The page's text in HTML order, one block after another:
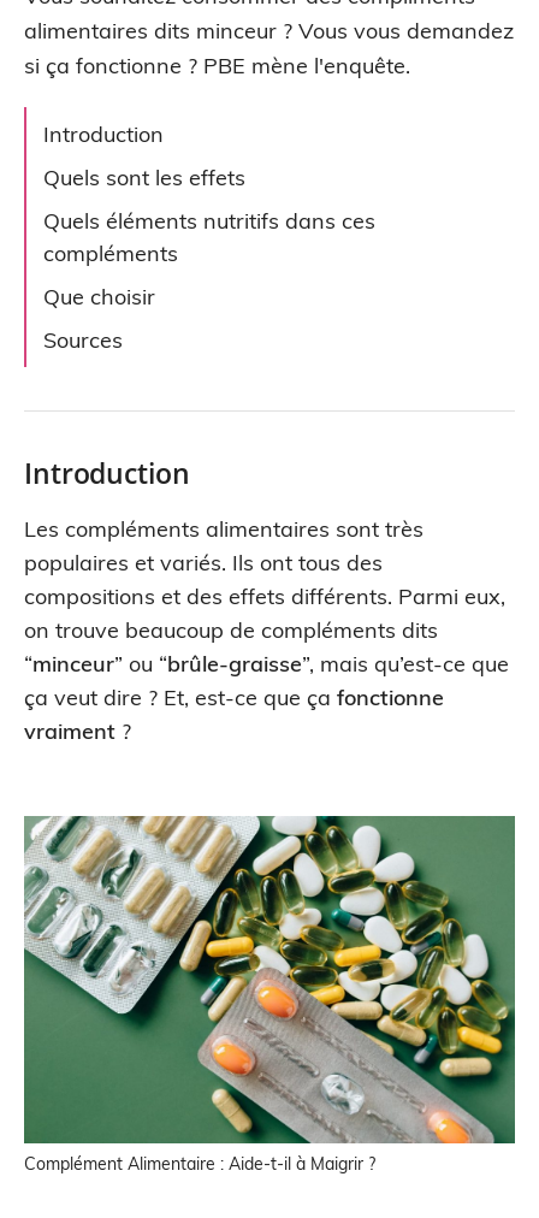
alimentaires dits minceur ? Vous vous demandez
si ça fonctionne ? PBE mène l'enquête.
Introduction
Quels sont les effets
Quels éléments nutritifs dans ces
compléments
Que choisir
Sources
Introduction
Les compléments alimentaires sont très
populaires et variés. Ils ont tous des
compositions et des effets différents. Parmi eux,
on trouve beaucoup de compléments dits
“minceur” ou “brûle-graisse”, mais qu’est-ce que
ça veut dire ? Et, est-ce que ça fonctionne
vraiment ?
Complément Alimentaire : Aide-t-il à Maigrir ?